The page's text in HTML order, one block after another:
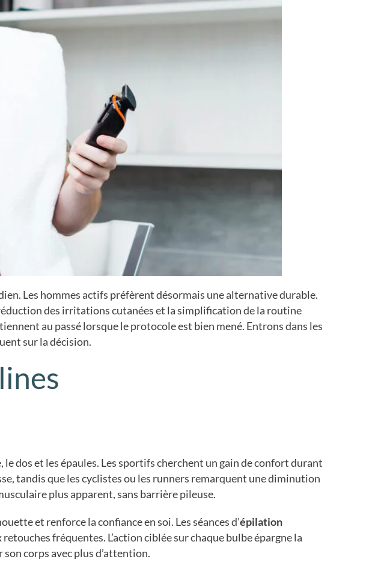
Les hommes actifs préfèrent désormais une alternative durable.
des irritations cutanées et la simplification de la routine
au passé lorsque le protocole est bien mené. Entrons dans les
sur la décision.
dos et les épaules. Les sportifs cherchent un gain de confort durant
tandis que les cyclistes ou les runners remarquent une diminution
plus apparent, sans barrière pileuse.
et renforce la confiance en soi. Les séances d’épilation
fréquentes. L’action ciblée sur chaque bulbe épargne la
corps avec plus d’attention.